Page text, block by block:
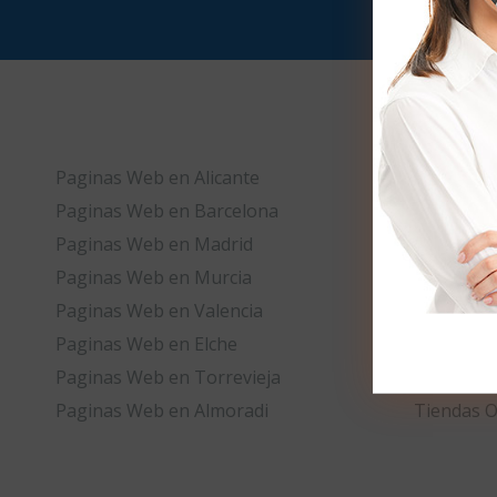
Paginas Web en Alicante
Paginas Web en Barcelona
Paginas Web en Madrid
Paginas Web en Murcia
Paginas Web en Valencia
Paginas Web en Elche
Paginas Web en Torrevieja
Paginas Web en Almoradi
Tiendas
Tiendas
Tiendas
Tiendas
Tiendas
Tiendas